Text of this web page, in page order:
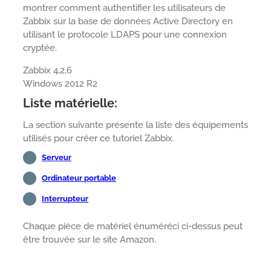
montrer comment authentifier les utilisateurs de
Zabbix sur la base de données Active Directory en
utilisant le protocole LDAPS pour une connexion
cryptée.
Zabbix 4,2,6
Windows 2012 R2
Liste matérielle:
La section suivante présente la liste des équipements
utilisés pour créer ce tutoriel Zabbix.
Serveur
Ordinateur portable
Interrupteur
Chaque pièce de matériel énuméréci ci-dessus peut
être trouvée sur le site Amazon.